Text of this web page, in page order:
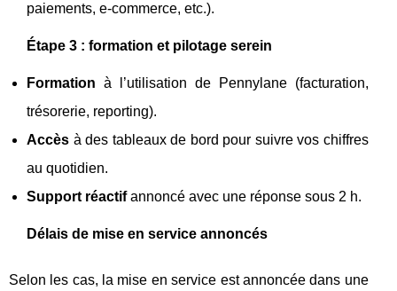
paiements, e-commerce, etc.).
Étape 3 : formation et pilotage serein
Formation à l’utilisation de Pennylane (facturation,
trésorerie, reporting).
Accès à des tableaux de bord pour suivre vos chiffres
au quotidien.
Support réactifannoncé avec une réponse sous 2 h.
Délais de mise en service annoncés
Selon les cas, la mise en service est annoncée dans une